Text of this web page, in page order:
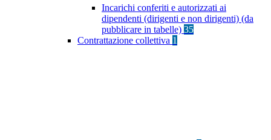
Incarichi conferiti e autorizzati ai
dipendenti (dirigenti e non dirigenti) (da
pubblicare in tabelle) 35
Contrattazione collettiva 1